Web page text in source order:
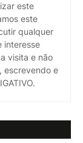
este
este
qualquer
interesse
visita e não
escrevendo e